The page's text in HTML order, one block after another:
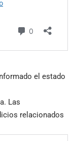
el estado
Las
relacionados